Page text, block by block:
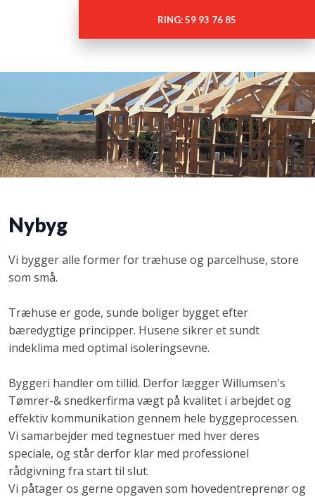
RING: 59 93 76 85
Nybyg
Vi bygger alle former for træhuse og parcelhuse, store
som små.
Træhuse er gode, sunde boliger bygget efter
bæredygtige principper. Husene sikrer et sundt
indeklima med optimal isoleringsevne.
Byggeri handler om tillid. Derfor lægger Willumsen's
Tømrer-& snedkerfirma vægt på kvalitet i arbejdet og
effektiv kommunikation gennem hele byggeprocessen.
Vi samarbejder med tegnestuer med hver deres
speciale, og står derfor klar med professionel
rådgivning fra start til slut.
Vi påtager os gerne opgaven som hovedentreprenør og